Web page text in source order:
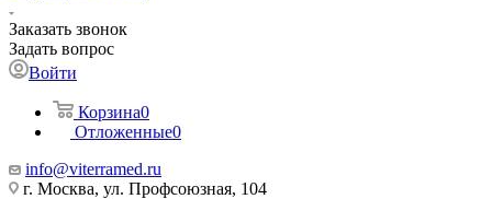
Заказать звонок
Задать вопрос
Войти
Корзина0
Отложенные0
info@viterramed.ru
г. Москва, ул. Профсоюзная, 104